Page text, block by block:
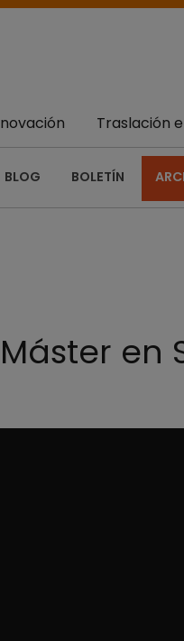
Traslación
BLOG BOLETÍN
en